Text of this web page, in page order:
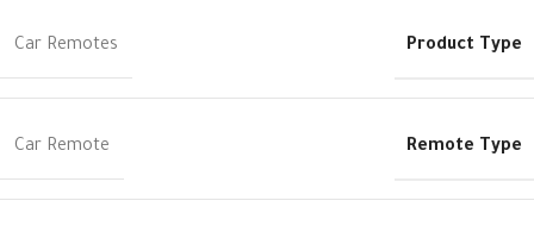
Product Type
Car Remotes
Remote Type
Car Remote